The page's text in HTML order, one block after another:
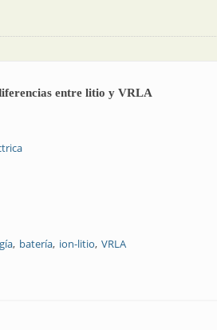
entre litio y VRLA
batería ion-litio VRLA
principales diferencias entre litio y VRLA